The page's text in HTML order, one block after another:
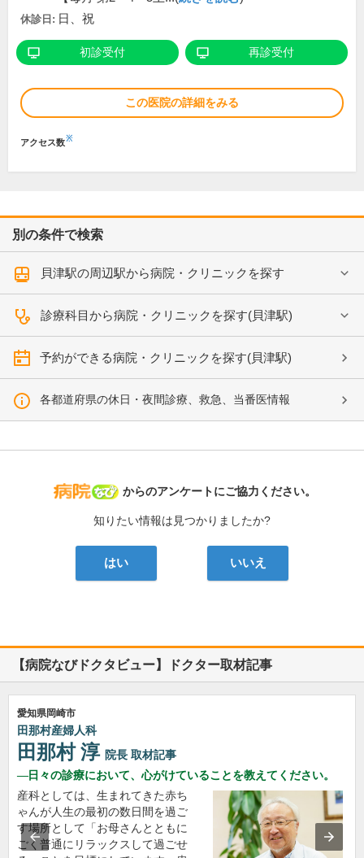
休診日: 日、祝
初診受付 再診受付
この医院の詳細をみる
アクセス数※
別の条件で検索
貝津駅の周辺駅から病院・クリニックを探す
診療科目から病院・クリニックを探す(貝津駅)
予約ができる病院・クリニックを探す(貝津駅)
各都道府県の休日・夜間診療、救急、当番医情報
病院なび
からのアンケートにご協力ください。
知りたい情報は見つかりましたか?
はい いいえ
【病院なびドクタビュー】ドクター取材記事
愛知県岡崎市
田那村産婦人科
田那村 淳 院長 取材記事
日々の診療において、心がけていることを教えてください。
産科としては、生まれてきた赤ち
ゃんが人生の最初の数日間を過ご
す場所として「お母さんとともに
ごく普通にリラックスして過ごせ